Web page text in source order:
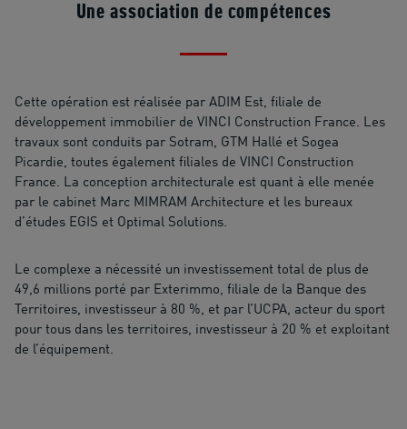
Une association de compétences
Cette opération est réalisée par ADIM Est, filiale de
développement immobilier de VINCI Construction France. Les
travaux sont conduits par Sotram, GTM Hallé et Sogea
Picardie, toutes également filiales de VINCI Construction
France. La conception architecturale est quant à elle menée
par le cabinet Marc MIMRAM Architecture et les bureaux
d’études EGIS et Optimal Solutions.
Le complexe a nécessité un investissement total de plus de
49,6 millions porté par Exterimmo, filiale de la Banque des
Territoires, investisseur à 80 %, et par l’UCPA, acteur du sport
pour tous dans les territoires, investisseur à 20 % et exploitant
de l’équipement.